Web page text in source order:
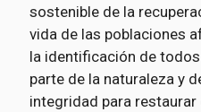
sostenible de la
vida de las poblaciones
la identificación de
parte de la naturaleza y
integridad para restaurar